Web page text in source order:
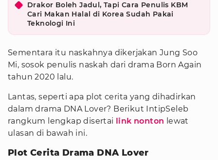
Drakor Boleh Jadul, Tapi Cara Penulis KBM
Cari Makan Halal di Korea Sudah Pakai
Teknologi Ini
Sementara itu naskahnya dikerjakan Jung Soo
Mi, sosok penulis naskah dari drama Born Again
tahun 2020 lalu.
Lantas, seperti apa plot cerita yang dihadirkan
dalam drama DNA Lover? Berikut IntipSeleb
rangkum lengkap disertai link nonton lewat
ulasan di bawah ini.
Plot Cerita Drama DNA Lover